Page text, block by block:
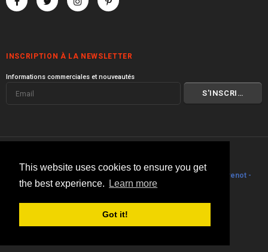
This website uses cookies to ensure you get
the best experience.
Learn more
Got it!
INSCRIPTION À LA NEWSLETTER
Informations commerciales et nouveautés
Philippe Stouvenot -